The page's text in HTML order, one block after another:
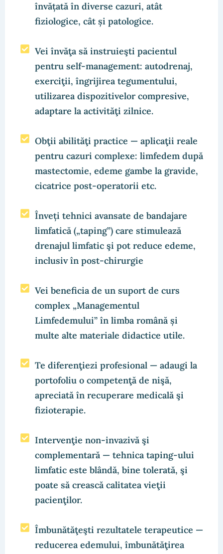
învățată în diverse cazuri, atât
fiziologice, cât și patologice.
Vei învăţa să instruieşti pacientul
pentru self-management: autodrenaj,
exerciţii, îngrijirea tegumentului,
utilizarea dispozitivelor compresive,
adaptare la activităţi zilnice.
Obţii abilităţi practice — aplicaţii reale
pentru cazuri complexe: limfedem după
mastectomie, edeme gambe la gravide,
cicatrice post-operatorii etc.
Înveți tehnici avansate de bandajare
limfatică („taping”) care stimulează
drenajul limfatic şi pot reduce edeme,
inclusiv în post-chirurgie
Vei beneficia de un suport de curs
complex „Managementul
Limfedemului” în limba română și
multe alte materiale didactice utile.
Te diferenţiezi profesional — adaugi la
portofoliu o competenţă de nişă,
apreciată în recuperare medicală şi
fizioterapie.
Intervenţie non-invazivă şi
complementară — tehnica taping-ului
limfatic este blândă, bine tolerată, şi
poate să crească calitatea vieţii
pacienţilor.
Îmbunătăţeşti rezultatele terapeutice —
reducerea edemului, îmbunătăţirea